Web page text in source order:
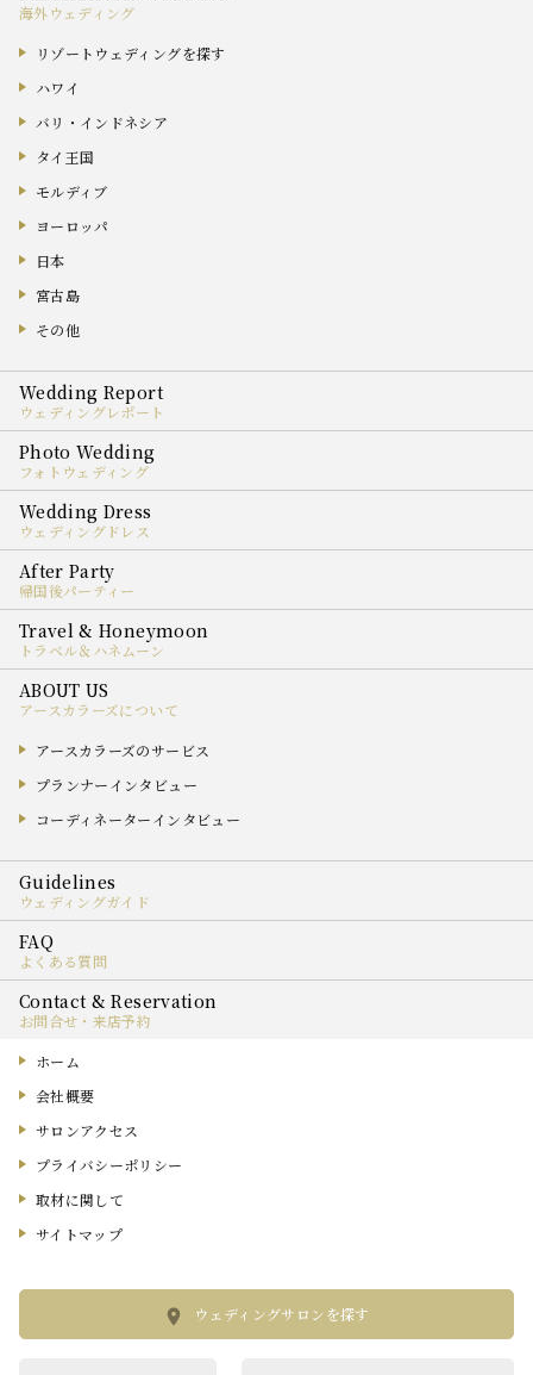
海外ウェディング
リゾートウェディングを探す
ハワイ
バリ・インドネシア
タイ王国
モルディブ
ヨーロッパ
日本
宮古島
その他
ウェディングレポート
フォトウェディング
ウェディングドレス
帰国後パーティー
トラベル＆ハネムーン
アースカラーズについて
アースカラーズのサービス
プランナーインタビュー
コーディネーターインタビュー
ウェディングガイド
よくある質問
お問合せ・来店予約
ホーム
会社概要
サロンアクセス
プライバシーポリシー
取材に関して
サイトマップ
ウェディングサロンを探す